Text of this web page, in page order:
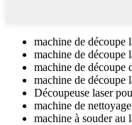
machine de découpe
machine de découpe
machine de découpe
machine de découpe
Découpeuse laser
machine de
machine à souder au